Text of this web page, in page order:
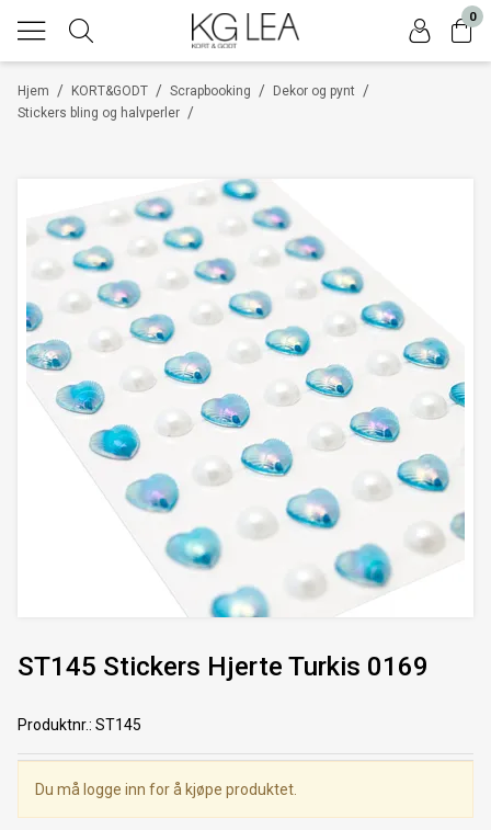
0
/
Hjem /
KORT&GODT /
Scrapbooking /
Dekor og pynt
/
Stickers bling og halvperler
ST145 Stickers Hjerte Turkis 0169
Produktnr.: ST145
Du må logge inn for å kjøpe produktet.